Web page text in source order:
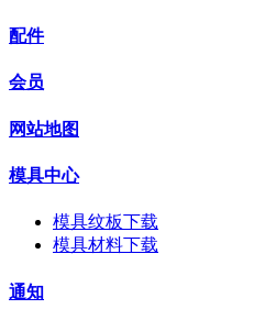
配件
会员
网站地图
模具中心
模具纹板下载
模具材料下载
通知